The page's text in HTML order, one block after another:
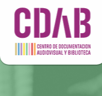
DOCUMENTA DRAMÁTICAS